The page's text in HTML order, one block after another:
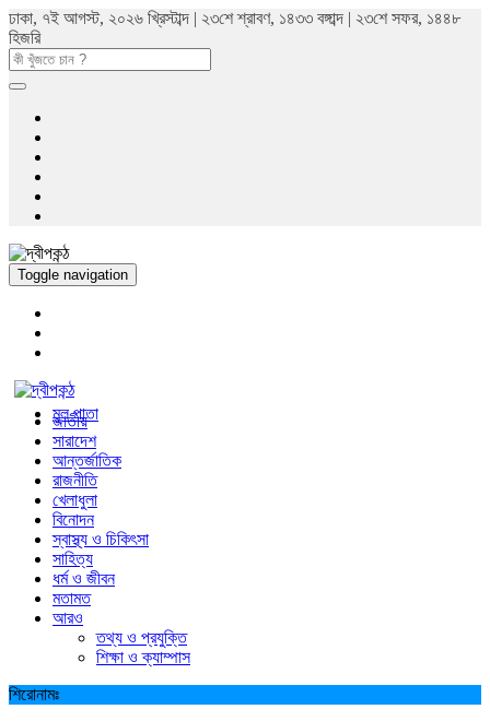
ঢাকা, ৭ই আগস্ট, ২০২৬ খ্রিস্টাব্দ | ২৩শে শ্রাবণ, ১৪৩৩ বঙ্গাব্দ | ২৩শে সফর, ১৪৪৮
হিজরি
Toggle navigation
মুল পাতা
জাতীয়
সারাদেশ
আন্তর্জাতিক
রাজনীতি
খেলাধুলা
বিনোদন
স্বাস্থ্য ও চিকিৎসা
সাহিত্য
ধর্ম ও জীবন
মতামত
আরও
তথ্য ও প্রযুক্তি
শিক্ষা ও ক্যাম্পাস
শিরোনামঃ